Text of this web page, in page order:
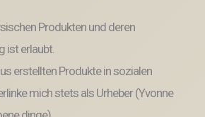
Produkten und deren
ist erlaubt.
erstellten Produkte in sozialen
mich stets als Urheber (Yvonne